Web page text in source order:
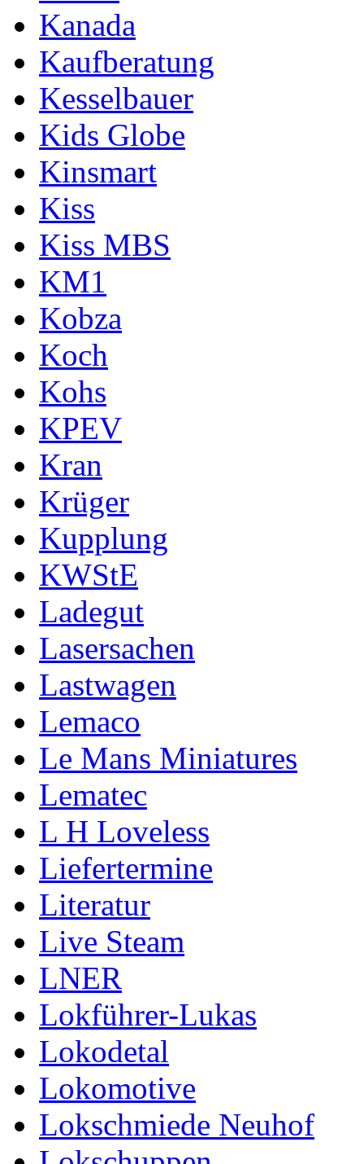
Kanada
Kaufberatung
Kesselbauer
Kids Globe
Kinsmart
Kiss
Kiss MBS
KM1
Kobza
Koch
Kohs
KPEV
Kran
Krüger
Kupplung
KWStE
Ladegut
Lasersachen
Lastwagen
Lemaco
Le Mans Miniatures
Lematec
L H Loveless
Liefertermine
Literatur
Live Steam
LNER
Lokführer-Lukas
Lokodetal
Lokomotive
Lokschmiede Neuhof